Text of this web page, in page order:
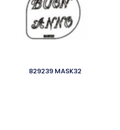
829239 MASK32